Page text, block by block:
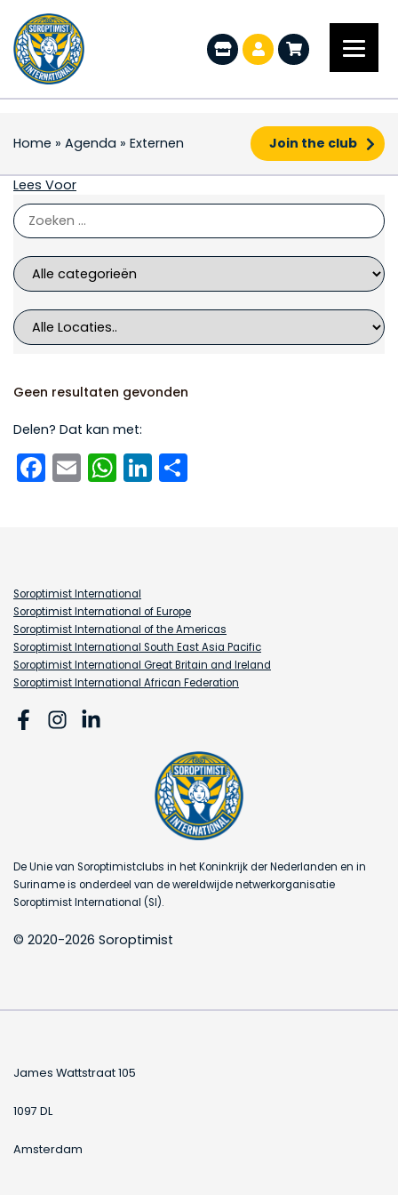
Home » Agenda » Externen Join the club
Externen
Lees Voor
Geen resultaten gevonden
Delen? Dat kan met:
Facebook
EmailWhatsApp
LinkedIn
Soroptimist International
Soroptimist International of Europe
Soroptimist International of the Americas
Soroptimist International South East Asia Pacific
Soroptimist International Great Britain and Ireland
Soroptimist International African Federation
De Unie van Soroptimistclubs in het Koninkrijk der Nederlanden en in
Suriname is onderdeel van de wereldwijde netwerkorganisatie
Soroptimist International (SI).
© 2020-2026 Soroptimist
James Wattstraat 105
1097 DL
Amsterdam